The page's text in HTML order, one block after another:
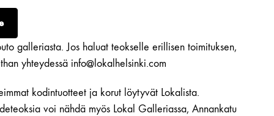
galleriasta. Jos haluat teokselle erillisen toimituksen,
yhteydessä info@lokalhelsinki.com
kodintuotteet ja korut löytyvät Lokalista.
voi nähdä myös Lokal Galleriassa, Annankatu